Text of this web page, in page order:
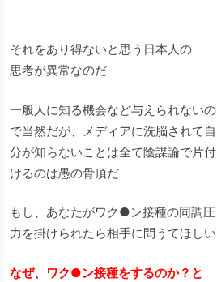
それをあり得ないと思う日本人の
思考が異常なのだ
一般人に知る機会など与えられないの
で当然だが、メディアに洗脳されて自
分が知らないことは全て陰謀論で片付
けるのは愚の骨頂だ
もし、あなたがワク●ン接種の同調圧
力を掛けられたら相手に問うてほしい
なぜ、ワク●ン接種をするのか？と